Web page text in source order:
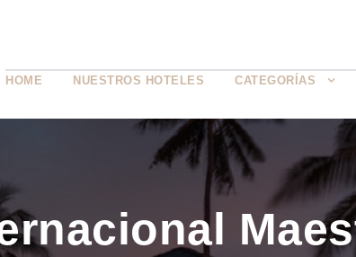
HOME NUESTROS HOTELES CATEGORÍAS